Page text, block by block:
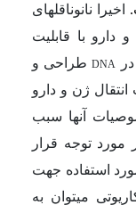
اخیرا ‌نانوناقل­های
دارو با قابلیت
DNAطراحی و
ژن و دارو
آن­ها سبب
توجه قرار
مورد استفاده جهت
می­توان به